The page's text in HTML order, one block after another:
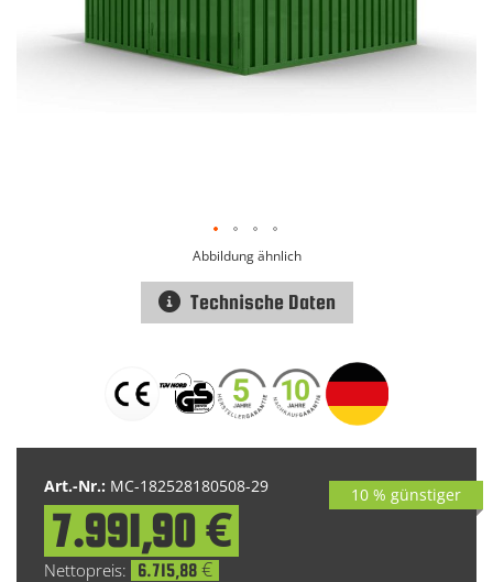
Art.-Nr.: MC-182528180508-29
Special
Price
7.991,90 €
6.715,88 €
10 % günstiger
Abbildung ähnlich
Technische Daten